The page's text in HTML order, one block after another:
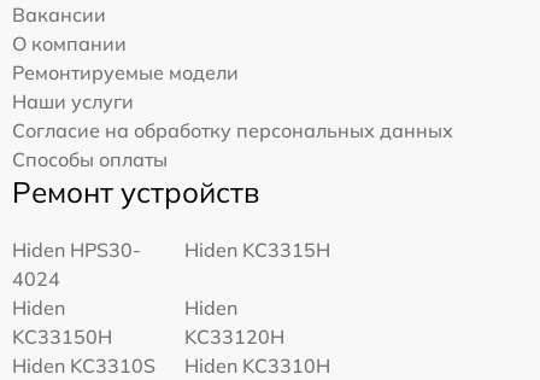
Вакансии
О компании
Ремонтируемые модели
Наши услуги
Согласие на обработку персональных данных
Способы оплаты
Ремонт устройств
Hiden HPS30-
4024
Hiden KC3315H
Hiden
KC33150H
Hiden
KC33120H
Hiden KC3310S
Hiden KC3310H